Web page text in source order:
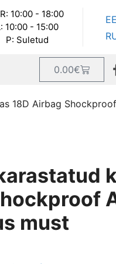
10:00 - 18:00
10:00 - 15:00
P: Suletud
EE
0.00€
18D Airbag
must